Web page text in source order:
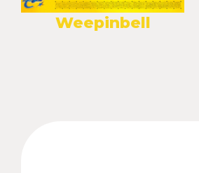
Weepinbell